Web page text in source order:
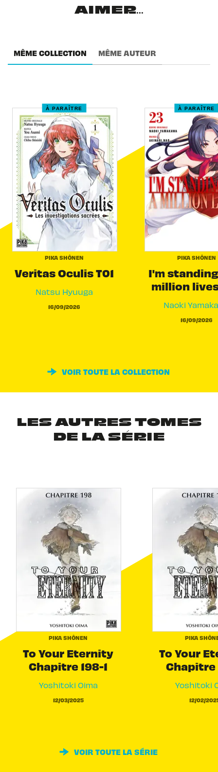
AIMER...
MÊME COLLECTION MÊME AUTEUR
À PARAÎTRE
PIKA SHÔNEN
Veritas Oculis T01
Natsu Hyuuga
16/09/2026
À PARAÎTRE
PIKA SHÔNEN
I'm
million
Naoki
16/09/2026
VOIR TOUTE LA COLLECTION
LES AUTRES TOMES
DE LA SÉRIE
PIKA SHÔNEN
To Your Eternity
Chapitre 198-1
Yoshitoki Oima
12/03/2025
PIKA
To Your
Chapitre
Yoshitoki
12/02/
VOIR TOUTE LA SÉRIE